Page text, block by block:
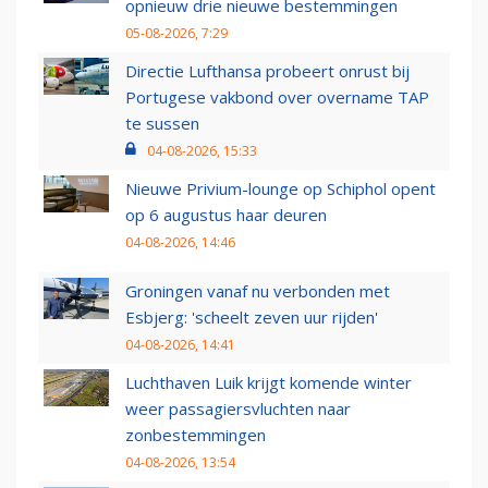
opnieuw drie nieuwe bestemmingen
05-08-2026, 7:29
Directie Lufthansa probeert onrust bij
Portugese vakbond over overname TAP
te sussen
04-08-2026, 15:33
Nieuwe Privium-lounge op Schiphol opent
op 6 augustus haar deuren
04-08-2026, 14:46
Groningen vanaf nu verbonden met
Esbjerg: 'scheelt zeven uur rijden'
04-08-2026, 14:41
Luchthaven Luik krijgt komende winter
weer passagiersvluchten naar
zonbestemmingen
04-08-2026, 13:54